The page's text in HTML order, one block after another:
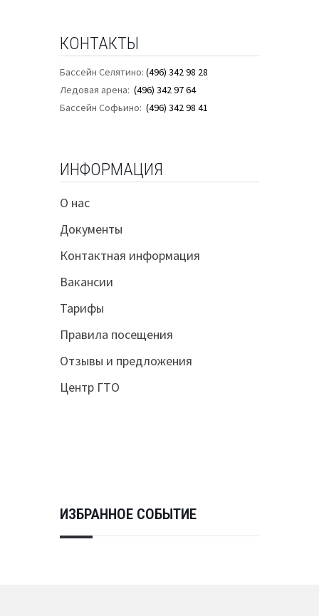
КОНТАКТЫ
Бассейн Селятино: (496) 342 98 28
Ледовая арена: (496) 342 97 64
Бассейн Софьино: (496) 342 98 41
ИНФОРМАЦИЯ
О нас
Документы
Контактная информация
Вакансии
Тарифы
Правила посещения
Отзывы и предложения
Центр ГТО
ИЗБРАННОЕ СОБЫТИЕ